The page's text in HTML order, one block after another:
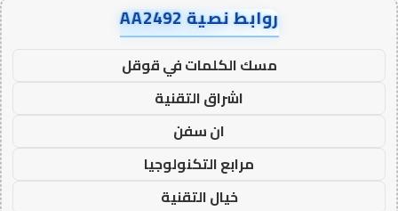
روابط نصية AA2492
مسك الكلمات في قوقل
اشراق التقنية
ان سفن
مرابع التكنولوجيا
خيال التقنية